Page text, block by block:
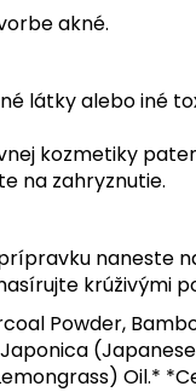
akné.
látky alebo iné
kozmetiky
na zahryznutie.
naneste
krúživými
Powder,
Oil.*